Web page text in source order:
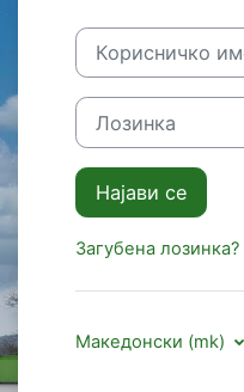
Корисничко име
Лозинка
Најави се
Загубена лозинка?
Македонски ‎(mk)‎